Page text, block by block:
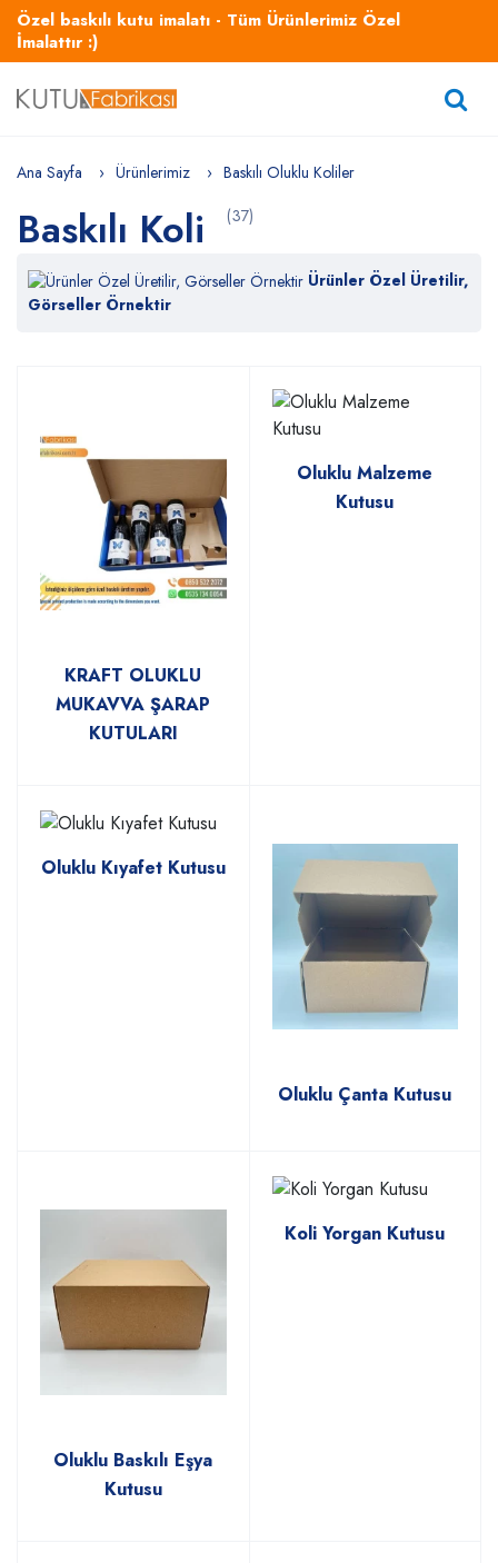
Özel baskılı kutu imalatı - Tüm Ürünlerimiz Özel
İmalattır :)
Ana Sayfa Ürünlerimiz Baskılı Oluklu Koliler
Baskılı Koli (37)
Ürünler Özel Üretilir,
Görseller Örnektir
KRAFT OLUKLU
MUKAVVA ŞARAP
KUTULARI
Oluklu Malzeme
Kutusu
Oluklu Kıyafet Kutusu
Oluklu Çanta Kutusu
Oluklu Baskılı Eşya
Kutusu
Koli Yorgan Kutusu